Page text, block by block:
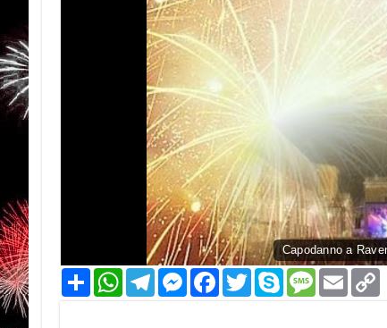
Capodanno a
CondividiWhatsAppTelegramMessenger
Facebook
TwitterSkypeMessage
Email